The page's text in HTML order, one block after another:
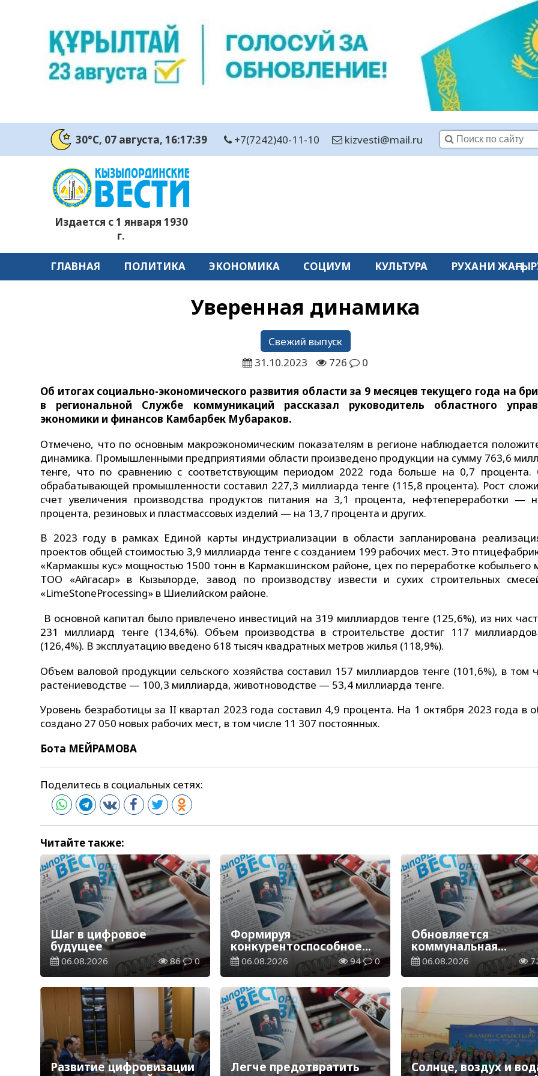
30°C, 07 августа, 16:17:40 +7(7242)40-11-10 kizvesti@mail.ru
Издается с 1 января 1930
г.
ГЛАВНАЯ ПОЛИТИКА ЭКОНОМИКА СОЦИУМ КУЛЬТУРА РУХАНИ
Уверенная динамика
Свежий выпуск
31.10.2023
726 0
Об итогах социально-экономического развития области за 9 месяцев текущего года на
в региональной Службе коммуникаций рассказал руководитель областного
экономики и финансов Камбарбек Мубараков.
Отмечено, что по основным макроэкономическим показателям в регионе наблюдается
динамика. Промышленными предприятиями области произведено продукции на сумму 763,6
тенге, что по сравнению с соответствующим периодом 2022 года больше на 0,7 процента.
обрабатывающей промышленности составил 227,3 миллиарда тенге (115,8 процента). Рост
счет увеличения производства продуктов питания на 3,1 процента, нефтепереработки —
процента, резиновых и пластмассовых изделий — на 13,7 процента и других.
В 2023 году в рамках Единой карты индустриализации в области запланирована
проектов общей стоимостью 3,9 миллиарда тенге с созданием 199 рабочих мест. Это
«Кармакшы кус» мощностью 1500 тонн в Кармакшинском районе, цех по переработке кобыльего
ТОО «Айгасар» в Кызылорде, завод по производству извести и сухих строительных
«LimeStoneProcessing» в Шиелийском районе.
В основной капитал было привлечено инвестиций на 319 миллиардов тенге (125,6%), из них
231 миллиард тенге (134,6%). Объем производства в строительстве достиг 117
(126,4%). В эксплуатацию введено 618 тысяч квадратных метров жилья (118,9%).
Объем валовой продукции сельского хозяйства составил 157 миллиардов тенге (101,6%), в том
растениеводстве — 100,3 миллиарда, животноводстве — 53,4 миллиарда тенге.
Уровень безработицы за II квартал 2023 года составил 4,9 процента. На 1 октября 2023 года в
создано 27 050 новых рабочих мест, в том числе 11 307 постоянных.
Бота МЕЙРАМОВА
Поделитесь в социальных сетях:
Читайте также:
Шаг в цифровое
будущее
06.08.2026 86 0
Формируя
конкурентоспособное
производство
06.08.2026 94 0
Обновляется
коммунальная
инфраструктура
06.08.2026
Развитие цифровизации
Легче предотвратить
Солнце, воздух и